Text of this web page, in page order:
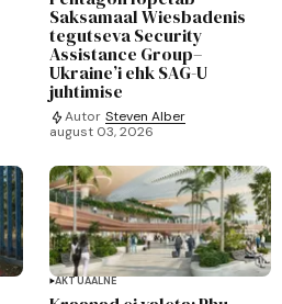
Saksamaal Wiesbadenis
tegutseva Security
Assistance Group–
Ukraine’i ehk SAG-U
juhtimise
Autor Steven Alber
august 03, 2026
AKTUAALNE